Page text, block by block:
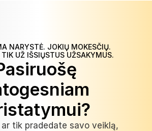
NARYSTĖ. JOKIŲ MOKESČIŲ.
TIK UŽ IŠSIŲSTUS UŽSAKYMUS.
tik pradedate savo veiklą,